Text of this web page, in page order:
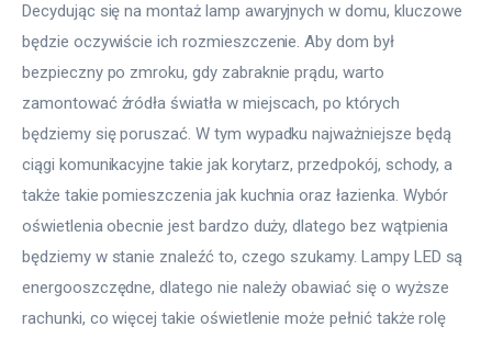
Decydując się na montaż lamp awaryjnych w domu, kluczowe
będzie oczywiście ich rozmieszczenie. Aby dom był
bezpieczny po zmroku, gdy zabraknie prądu, warto
zamontować źródła światła w miejscach, po których
będziemy się poruszać. W tym wypadku najważniejsze będą
ciągi komunikacyjne takie jak korytarz, przedpokój, schody, a
także takie pomieszczenia jak kuchnia oraz łazienka. Wybór
oświetlenia obecnie jest bardzo duży, dlatego bez wątpienia
będziemy w stanie znaleźć to, czego szukamy. Lampy LED są
energooszczędne, dlatego nie należy obawiać się o wyższe
rachunki, co więcej takie oświetlenie może pełnić także rolę